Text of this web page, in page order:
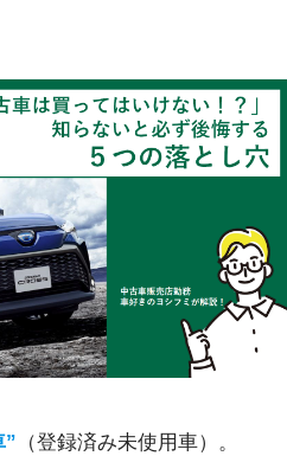
” （登録済み未使用車）。